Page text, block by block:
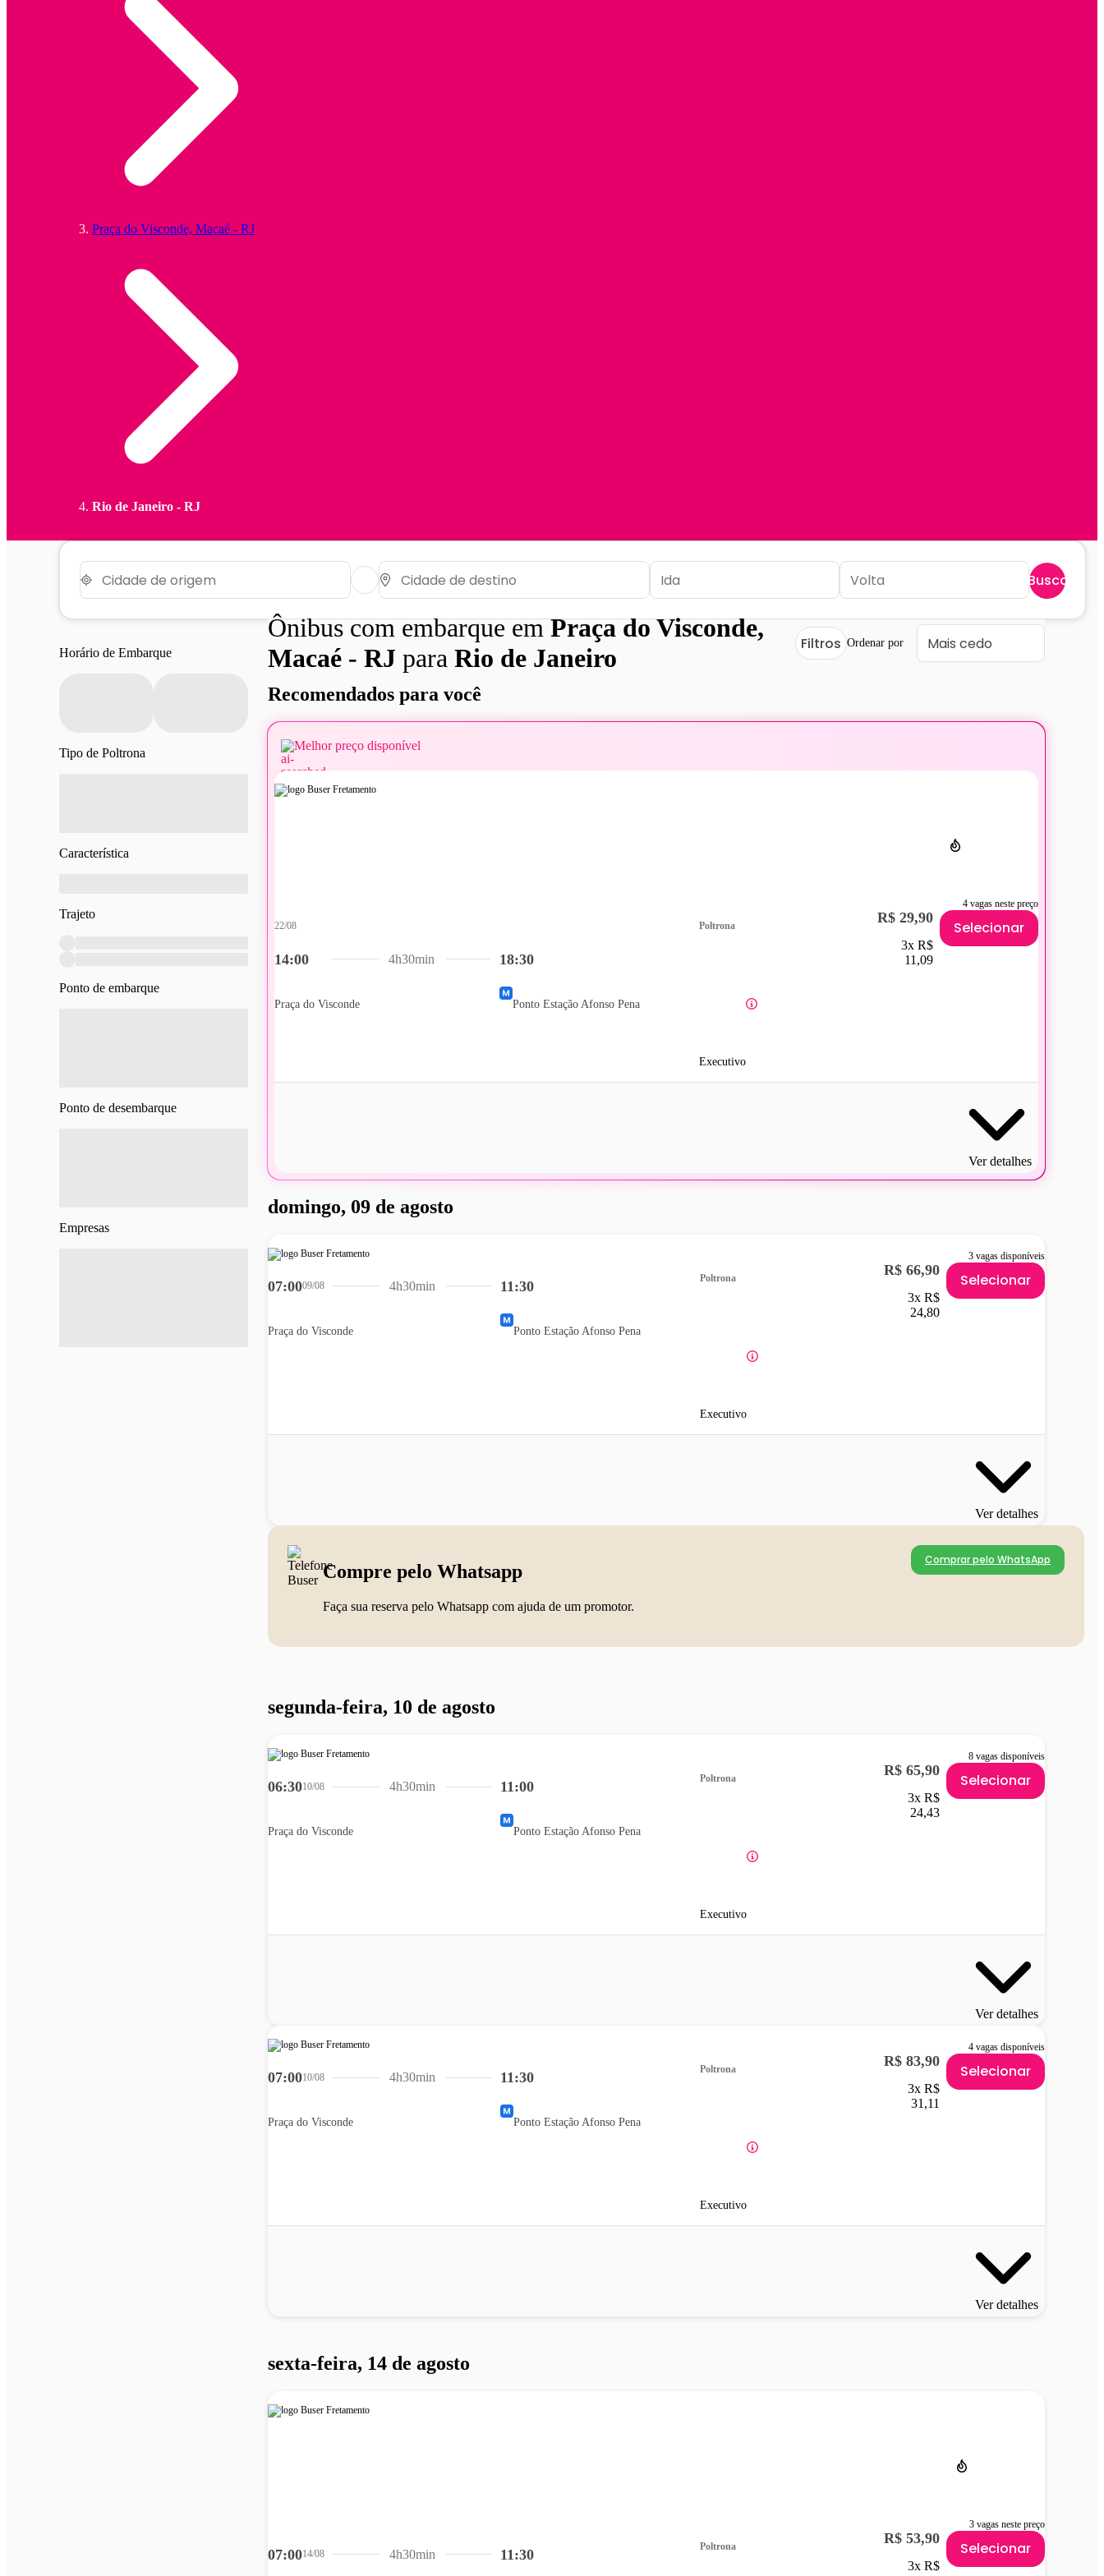
Praça do Visconde, Macaé - RJ
Rio de Janeiro - RJ
Buscar
Horário de Embarque
Tipo de Poltrona
Característica
Trajeto
Ponto de embarque
Ponto de desembarque
Empresas
Ônibus com embarque emPraça do Visconde,
Macaé - RJ para Rio de Janeiro Filtros Ordenar por
Recomendados para você
Melhor preço disponível
4 vagas neste preço
14:00
22/08
Praça do Visconde
18:30
Ponto Estação Afonso Pena
4h30min
Poltrona
Executivo
R$ 29,90
3x R$
11,09
Selecionar
Ver detalhes
domingo, 09 de agosto
3 vagas disponíveis
07:0009/08
Praça do Visconde
11:30
Ponto Estação Afonso Pena
4h30min
Poltrona
Executivo
R$ 66,90
3x R$
24,80
Selecionar
Ver detalhes
Compre pelo Whatsapp
Faça sua reserva pelo Whatsapp com ajuda de um promotor.
Comprar pelo WhatsApp
segunda-feira, 10 de agosto
8 vagas disponíveis
06:3010/08
Praça do Visconde
11:00
Ponto Estação Afonso Pena
4h30min
Poltrona
Executivo
R$ 65,90
3x R$
24,43
Selecionar
Ver detalhes
4 vagas disponíveis
07:0010/08
Praça do Visconde
11:30
Ponto Estação Afonso Pena
4h30min
Poltrona
Executivo
R$ 83,90
3x R$
31,11
Selecionar
Ver detalhes
sexta-feira, 14 de agosto
3 vagas neste preço
07:0014/08 11:30
4h30min
Poltrona R$ 53,90
3x R$
Selecionar